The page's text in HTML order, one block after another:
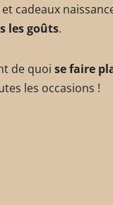
cadeaux
les goûts.
de quoi se faire
les occasions !